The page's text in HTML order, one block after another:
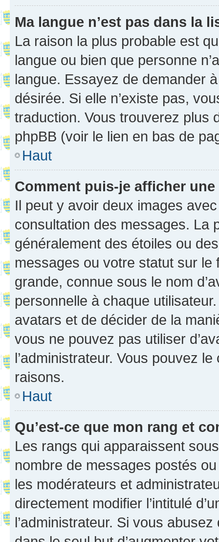
Ma langue n’est pas dans la
La raison la plus probable est
langue ou bien que personne
langue. Essayez de demander
désirée. Si elle n’existe pas,
traduction. Vous trouverez plus
phpBB (voir le lien en bas de
Haut
Comment puis-je afficher
Il peut y avoir deux images
consultation des messages. La
généralement des étoiles ou
messages ou votre statut sur
grande, connue sous le nom
personnelle à chaque utilisateur.
avatars et de décider de la
vous ne pouvez pas utiliser
l’administrateur. Vous pouvez
raisons.
Haut
Qu’est-ce que mon rang et
Les rangs qui apparaissent
nombre de messages postés
les modérateurs et
directement modifier l’intitulé
l’administrateur. Si vous